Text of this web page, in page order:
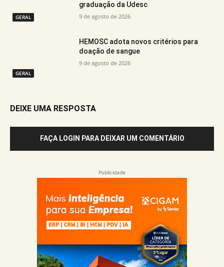
GERAL
graduação da Udesc
9 de agosto de 2026
GERAL
HEMOSC adota novos critérios para
doação de sangue
9 de agosto de 2026
DEIXE UMA RESPOSTA
FAÇA LOGIN PARA DEIXAR UM COMENTÁRIO
Publicidade